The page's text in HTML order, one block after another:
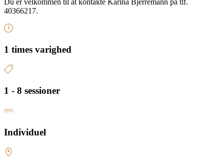
40366217.
1 times varighed
1 - 8 sessioner
Individuel